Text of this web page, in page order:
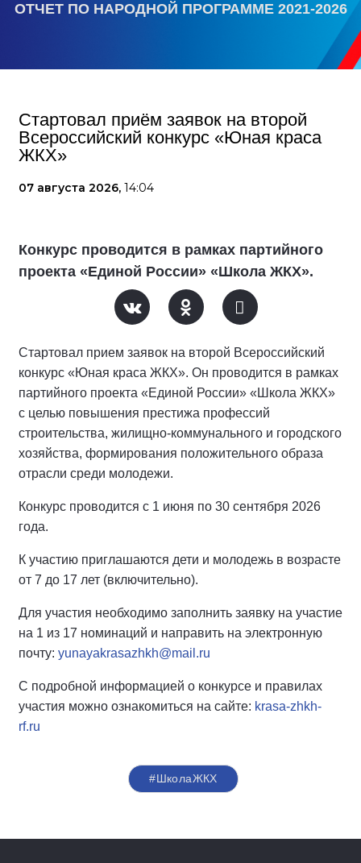
ОТЧЕТ ПО НАРОДНОЙ ПРОГРАММЕ 2021-2026
Стартовал приём заявок на второй
Всероссийский конкурс «Юная краса
ЖКХ»
07 августа 2026, 14:04
Конкурс проводится в рамках партийного
проекта «Единой России» «Школа ЖКХ».
Стартовал прием заявок на второй Всероссийский
конкурс «Юная краса ЖКХ». Он проводится в рамках
партийного проекта «Единой России» «Школа ЖКХ»
с целью повышения престижа профессий
строительства, жилищно-коммунального и городского
хозяйства, формирования положительного образа
отрасли среди молодежи.
Конкурс проводится с 1 июня по 30 сентября 2026
года.
К участию приглашаются дети и молодежь в возрасте
от 7 до 17 лет (включительно).
Для участия необходимо заполнить заявку на участие
на 1 из 17 номинаций и направить на электронную
почту: yunayakrasazhkh@mail.ru
С подробной информацией о конкурсе и правилах
участия можно ознакомиться на сайте: krasa-zhkh-
rf.ru
#ШколаЖКХ